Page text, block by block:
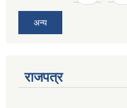
अन्य
राजपत्र